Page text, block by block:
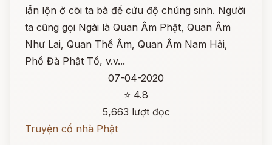
lẫn lộn ở cõi ta bà để cứu độ chúng sinh. Người
ta cũng gọi Ngài là Quan Âm Phật, Quan Âm
Như Lai, Quan Thế Âm, Quan Âm Nam Hải,
Phổ Đà Phật Tổ, v.v...
07-04-2020
⭐ 4.8
5,663 lượt đọc
Truyện cổ nhà Phật